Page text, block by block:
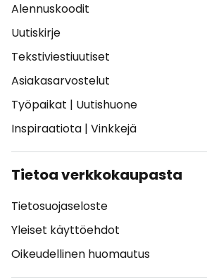
Alennuskoodit
Uutiskirje
Tekstiviestiuutiset
Asiakasarvostelut
Työpaikat | Uutishuone
Inspiraatiota | Vinkkejä
Tietoa verkkokaupasta
Tietosuojaseloste
Yleiset käyttöehdot
Oikeudellinen huomautus